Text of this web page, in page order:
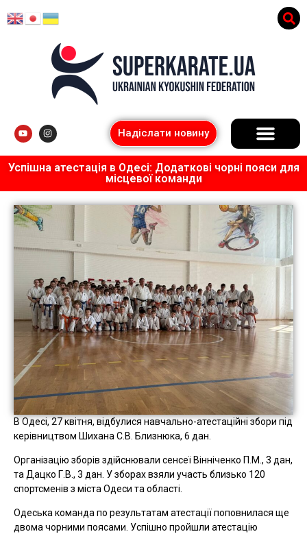
Надіслати новину
Успішна атестація в Одесі: Додаткові чорні пояси для
місцевої команди
В Одесі, 27 квітня, відбулися навчально-атестаційні збори під
керівництвом Шихана С.В. Близнюка, 6 дан.
Організацію зборів здійснювали сенсеї Вінніченко П.М., 3 дан,
та Дацко Г.В., 3 дан. У зборах взяли участь близько 120
спортсменів з міста Одеси та області.
Одеська команда по результатам атестації поповнилася ще
двома чорними поясами. Успішно пройшли атестацію